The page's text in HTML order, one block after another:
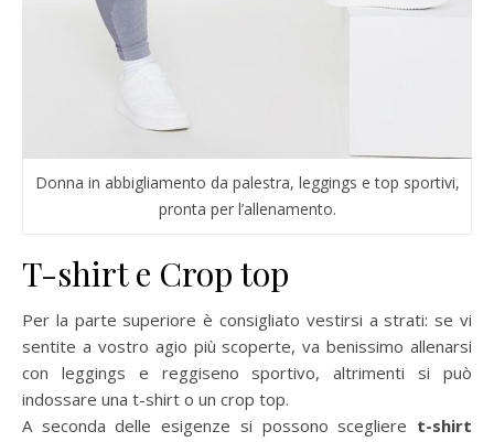
Donna in abbigliamento da palestra, leggings e top sportivi,
pronta per l’allenamento.
T-shirt e Crop top
Per la parte superiore è consigliato vestirsi a strati: se vi
sentite a vostro agio più scoperte, va benissimo allenarsi
con leggings e reggiseno sportivo, altrimenti si può
indossare una t-shirt o un crop top.
A seconda delle esigenze si possono scegliere t-shirt